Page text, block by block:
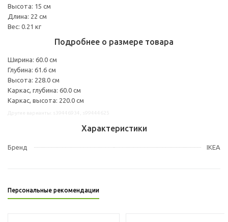
Высота: 15 см
Длина: 22 см
Вес: 0.21 кг
Подробнее о размере товара
Ширина: 60.0 см
Глубина: 61.6 см
Высота: 228.0 см
Каркас, глубина: 60.0 см
Каркас, высота: 220.0 см
Характеристики
Бренд IKEA
Персональные рекомендации